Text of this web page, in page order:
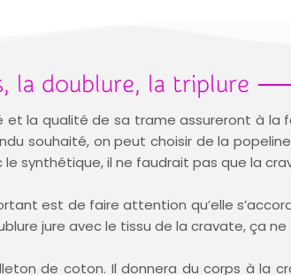
la doublure, la triplure
la qualité de sa trame assureront à la
souhaité, on peut choisir de la
synthétique, il ne faudrait pas que la
est de faire attention qu’elle
jure avec le tissu de la cravate, ça
de coton. Il donnera du corps à la